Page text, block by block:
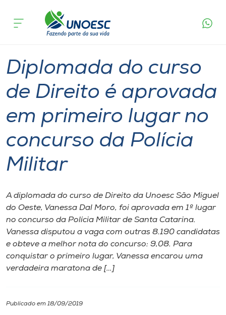
Cursos
Pesquisa
Atendimento ao Estudante
Portal de Ensino
Internacionalização
I.nova
Cultura
acontece
Diplomada do curso
de Direito é aprovada
em primeiro lugar no
concurso da Polícia
Militar
A diplomada do curso de Direito da Unoesc São Miguel
do Oeste, Vanessa Dal Moro, foi aprovada em 1º lugar
no concurso da Polícia Militar de Santa Catarina.
Vanessa disputou a vaga com outras 8.190 candidatas
e obteve a melhor nota do concurso: 9,08. Para
conquistar o primeiro lugar, Vanessa encarou uma
verdadeira maratona de […]
Publicado em 18/09/2019